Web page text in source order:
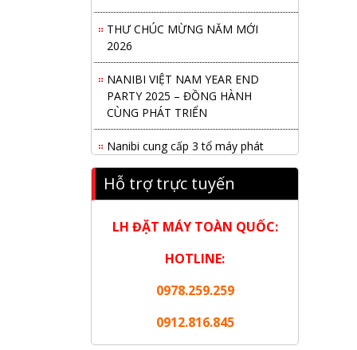
THƯ CHÚC MỪNG NĂM MỚI
2026
NANIBI VIỆT NAM YEAR END
PARTY 2025 – ĐỒNG HÀNH
CÙNG PHÁT TRIỂN
Nanibi cung cấp 3 tổ máy phát
điện 3000kVA cho dự án Kho cảng
Cái Mép LNG
2025 và triển khai nhiệm vụ năm
NANIBI khai trương văn phòng
triển bền vững
Hỗ trợ trực tuyến
LH ĐẶT MÁY TOÀN QUỐC:
HOTLINE:
0978.259.259
0912.816.845